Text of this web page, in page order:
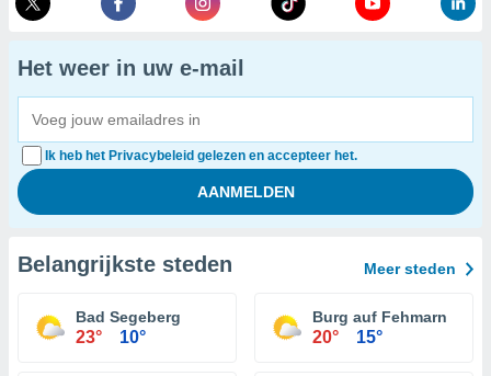
Het weer in uw e-mail
Ik heb het Privacybeleid gelezen en accepteer het.
Belangrijkste steden Meer steden
Bad Segeberg
23° 10°
Burg auf Fehmarn
20° 15°